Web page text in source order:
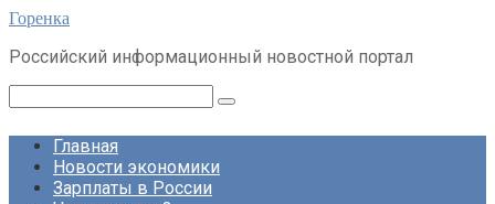
Перейти
контенту
Горенка
Российский информационный новостной портал
Главная
Новости экономики
Зарплаты в России